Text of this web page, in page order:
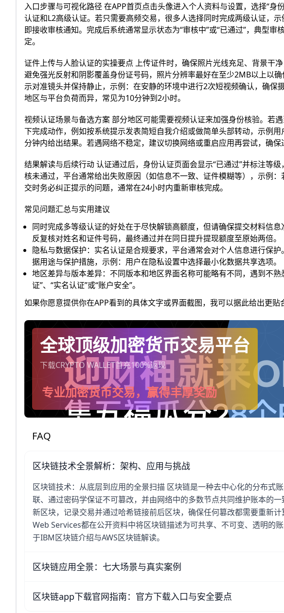
入口步骤与可视化路径 在APP首页点击头像进入个人资料与设置，选择“身
认证和L2高级认证。若只需要高频交易，很多人选择同时完成两级认证，
即接收审核通知。完成后系统通常显示状态为“审核中”或“已通过”，典型
定。
证件上传与人脸认证的实操要点 上传证件时，确保照片光线充足、背景干
避免强光反射和阴影覆盖身份证号码，照片分辨率最好在至少2MB以上以
示对准镜头并保持静止，示例：在安静的环境中进行2次短视频确认，确保
地区与平台负荷而异，常见为10分钟到2小时。
视频认证场景与备选方案 部分地区可能需要视频认证来加强身份核验。若
下完成动作，例如按系统提示发表简短自我介绍或做简单头部转动，示例
分钟内给出结果。若遇网络不稳定，建议切换网络或重启应用再尝试，确保
结果解读与后续行动 认证通过后，身份认证页面会显示“已通过”并标注等
核未通过，平台通常给出失败原因（如信息不一致、证件模糊等），示例
交时务必纠正提示的问题，通常在24小时内重新审核完成。
常见问题汇总与实用建议
同时完成多等级认证的好处在于尽快解锁高额度，但请确保提交材料信
反复核对姓名和证件号码，最终通过并在同日提升提现额度至原始两倍。
隐私与数据保护：实名认证是合规要求，平台通常会对个人信息进行保
据用途与保护措施，示例：用户在隐私设置中选择最小化数据共享选项。
地区差异与版本差异：不同版本和地区界面名称可能略有不同，遇到不
证”、“实名认证”或“账户安全”。
如果你愿意提供你在APP看到的具体文字或界面截图，我可以据此给出更
全球顶级加密货币交易平台
下载CRYPTO WALLET首充100%返现
专业加密货币交易，赢得丰厚奖励
FAQ
区块链技术全景解析：架构、应用与挑战
区块链技术：从底层到应用的全景扫描 区块链是一种去中心化的分布式
联、通过密码学保证不可篡改，并由网络中的多数节点共同维护账本的
新区块，记录交易并通过哈希链接前后区块，确保任何篡改都需要重新
Web Services都在公开资料中将区块链描述为可共享、不可变、透明的
于IBM区块链介绍与AWS区块链解读。
区块链应用全景：七大场景与真实案例
区块链app下载官网指南：官方下载入口与安全要点